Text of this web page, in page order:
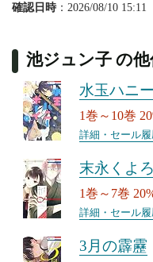
確認日時：2026/08/10 15:11
池ジュン子 の他
水玉ハニ
1巻～10巻
詳細・セール
末永くよ
1巻～7巻
詳細・セール
3月の霹靂